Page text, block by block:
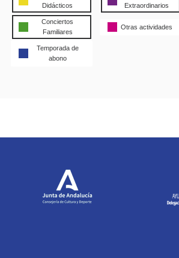
Didácticos
Extraordinarios
Conciertos
Familiares
Otras actividades
Temporada de
abono